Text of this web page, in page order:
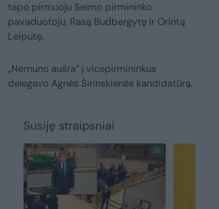
tapo pirmuoju Seimo pirmininko
pavaduotoju, Rasą Budbergytę ir Orintą
Leiputę.
„Nemuno aušra“ į vicepirmininkus
delegavo Agnės Širinskienės kandidatūrą.
Susiję straipsniai